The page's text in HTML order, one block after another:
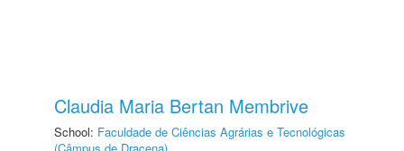
Claudia Maria Bertan Membrive
School: Faculdade de Ciências Agrárias e Tecnológicas